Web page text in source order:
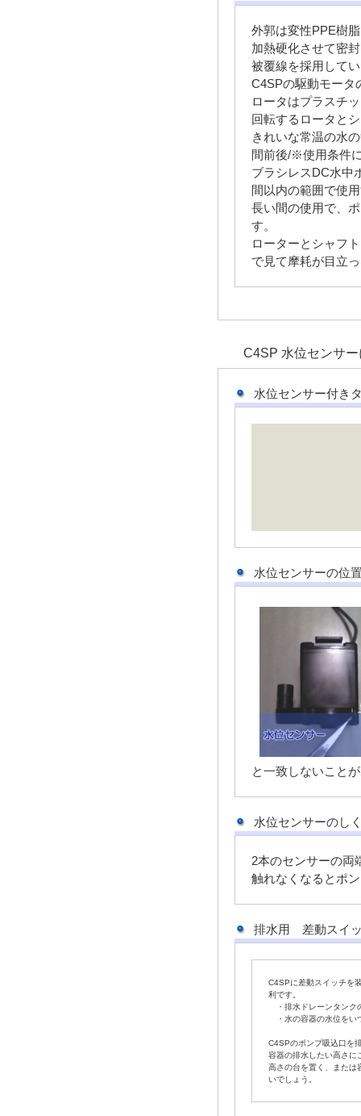
外郭は変性PPE樹
加熱硬化させて密
被覆線を採用して
C4SPの駆動モータ
ロータはプラスチ
回転するロータと
きれいな常温の水
間前後/※使用条件
ブラシレスDC水中
間以内の範囲で使
長い間の使用で、
す。
ローターとシャフ
で見て摩耗が目立
C4SP 水位センサ
水位センサー付
水位センサーの位
と一致しないこと
水位センサーのし
2本のセンサーの両
触れなくなるとポ
排水用 差動スイ
C4SPに差動スイッチを
利です。
・排水ドレーンタンク
・水の容器の水位を
C4SPのポンプ吸込口を
容器の排水したい高さに
高さの台を置く、または
いでしょう。